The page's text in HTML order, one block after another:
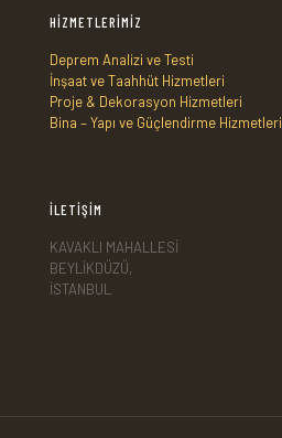
HİZMETLERİMİZ
Deprem Analizi ve Testi
İnşaat ve Taahhüt Hizmetleri
Proje & Dekorasyon Hizmetleri
Bina – Yapı ve Güçlendirme Hizmetleri
İLETİŞİM
KAVAKLI MAHALLESİ
BEYLİKDÜZÜ,
İSTANBUL